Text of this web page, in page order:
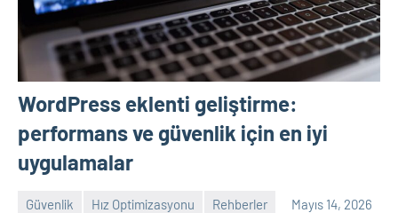
WordPress eklenti geliştirme:
performans ve güvenlik için en iyi
uygulamalar
Güvenlik Hız Optimizasyonu Rehberler Mayıs 14, 2026